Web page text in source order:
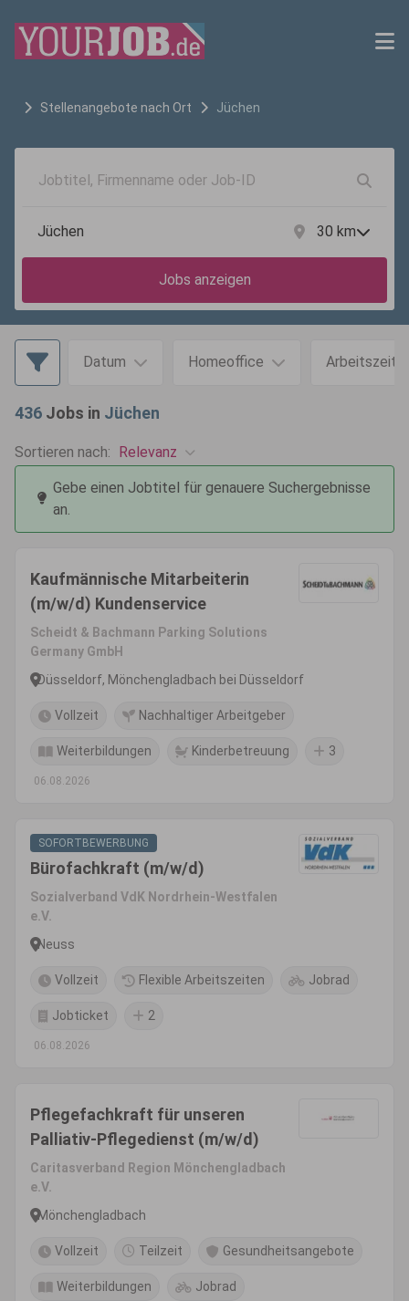
Stellenangebote nach Ort Jüchen
30 km
Jobs anzeigen
Datum Homeoffice Arbeitszeit
436 Jobs in Jüchen
Sortieren nach: Relevanz
Gebe einen Jobtitel für genauere Suchergebnisse
an.
Kaufmännische Mitarbeiterin
(m/w/d) Kundenservice
Scheidt & Bachmann Parking Solutions
Germany GmbH
Düsseldorf, Mönchengladbach bei Düsseldorf
Vollzeit Nachhaltiger Arbeitgeber
Weiterbildungen Kinderbetreuung 3
06.08.2026
SOFORTBEWERBUNG
Bürofachkraft (m/w/d)
Sozialverband VdK Nordrhein-Westfalen
e.V.
Neuss
Vollzeit Flexible Arbeitszeiten Jobrad
Jobticket 2
06.08.2026
Pflegefachkraft für unseren
Palliativ-Pflegedienst (m/w/d)
Caritasverband Region Mönchengladbach
e.V.
Mönchengladbach
Vollzeit Teilzeit Gesundheitsangebote
Weiterbildungen Jobrad